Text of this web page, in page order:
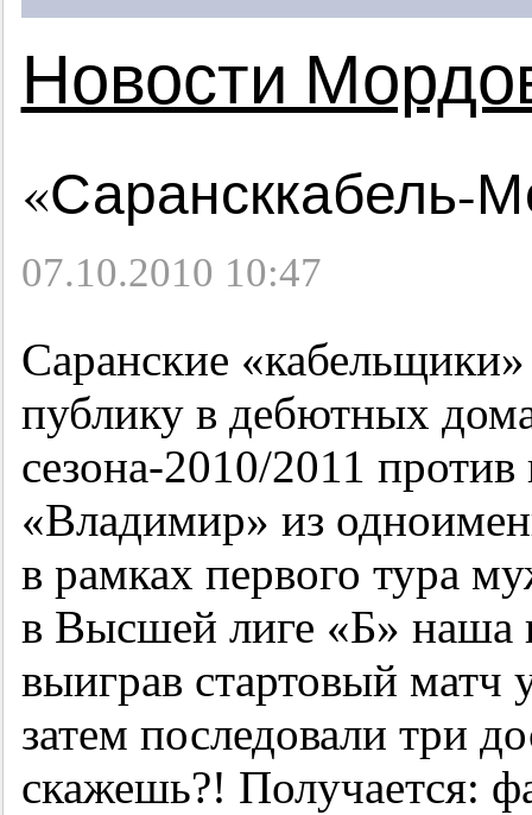
Новости
«Сарансккабель-
07.10.2010 10:47
Саранские
публику в дебютных
сезона-2010/2011 против
«Владимир» из
в рамках первого тура
в Высшей лиге «Б» наша
выиграв стартовый
затем последовали три
скажешь?! Получается: